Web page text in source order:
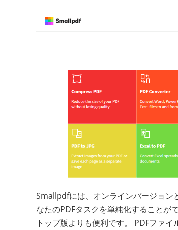
Smallpdfには、オンラインバージョン
なたのPDFタスクを単純化することが
トップ版よりも便利です。 PDFファ